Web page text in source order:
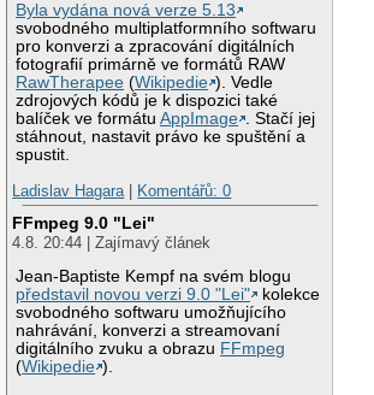
Byla vydána nová verze 5.13
svobodného multiplatformního softwaru
pro konverzi a zpracování digitálních
fotografií primárně ve formátů RAW
RawTherapee (Wikipedie ). Vedle
zdrojových kódů je k dispozici také
balíček ve formátuAppImage . Stačí jej
stáhnout, nastavit právo ke spuštění a
spustit.
Ladislav Hagara| Komentářů: 0
FFmpeg 9.0 "Lei"
4.8. 20:44 | Zajímavý článek
Jean-Baptiste Kempf na svém blogu
představil novou verzi 9.0 "Lei"
kolekce
svobodného softwaru umožňujícího
nahrávání, konverzi a streamovaní
digitálního zvuku a obrazu FFmpeg
(Wikipedie ).